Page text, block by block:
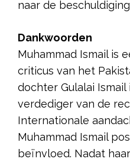
naar de
Dankwoorden
Muhammad Ismail is
criticus van het
dochter Gulalai
verdediger van de
Internationale
Muhammad Ismail
beïnvloed. Nadat